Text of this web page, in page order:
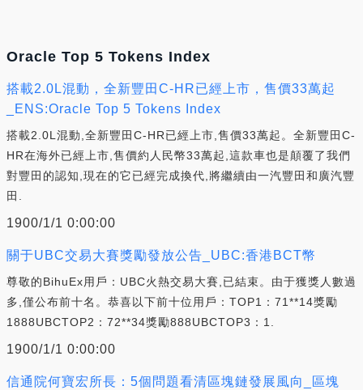
Oracle Top 5 Tokens Index
搭載2.0L混動，全新豐田C-HR已經上市，售價33萬起
_ENS:Oracle Top 5 Tokens Index
搭載2.0L混動,全新豐田C-HR已經上市,售價33萬起。全新豐田C-
HR在海外已經上市,售價約人民幣33萬起,這款車也是顛覆了我們
對豐田的認知,現在的它已經完成換代,將繼續由一汽豐田和廣汽豐
田.
1900/1/1 0:00:00
關于UBC交易大賽獎勵發放公告_UBC:香港BCT幣
尊敬的BihuEx用戶：UBC火熱交易大賽,已結束。由于獲獎人數過
多,僅公布前十名。恭喜以下前十位用戶：TOP1：71**14獎勵
1888UBCTOP2：72**34獎勵888UBCTOP3：1.
1900/1/1 0:00:00
信通院何寶宏所長：5個問題看清區塊鏈發展風向_區塊